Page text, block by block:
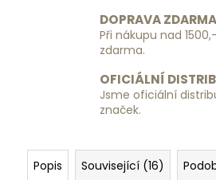
DOPRAVA ZDARMA
Při nákupu nad
zdarma.
OFICIÁLNÍ
Jsme oficiální
značek.
Popis Související (16)